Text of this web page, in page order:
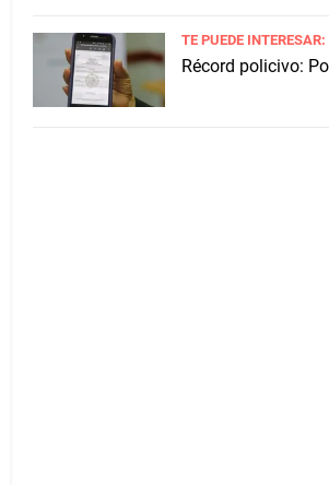
TE PUEDE INTERESAR:
Récord policivo: